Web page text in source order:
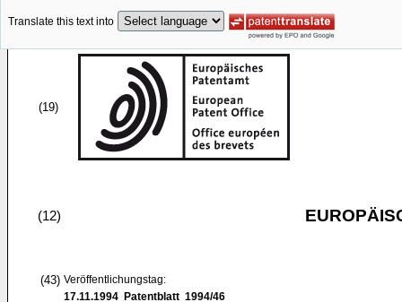
Translate this text into
(19)
(12)
(43) Veröffentlichungstag:
17.11.1994 Patentblatt 1994/46